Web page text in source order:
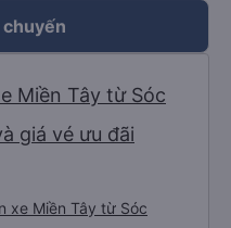
Miền Tây từ Sóc
giá vé ưu đãi
xe Miền Tây từ Sóc